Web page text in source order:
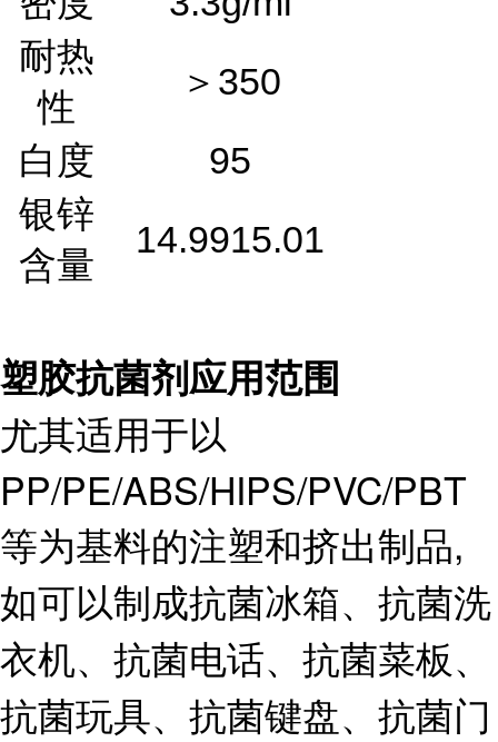
耐热
性
＞350
白度
95
银锌
含量
14.9915.01
塑胶抗菌剂 应用范围
尤其适用于以
PP/PE/ABS/HIPS/PVC/PBT
等为基料的注塑和挤出制品,
如可以制成抗菌冰箱、抗菌洗
衣机、抗菌电话、抗菌菜板、
抗菌玩具、抗菌键盘、抗菌门